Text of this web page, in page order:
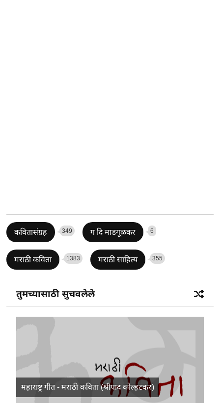
कवितासंग्रह 349 ग दि माडगूळकर 6
मराठी कविता 1383 मराठी साहित्य 355
तुमच्यासाठी सुचवलेले
महाराष्ट्र गीत - मराठी कविता (श्रीपाद कोल्हटकर)